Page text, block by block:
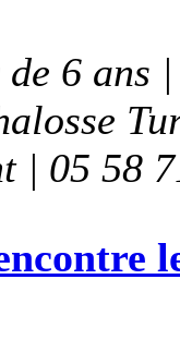
6 ans
| 05 58